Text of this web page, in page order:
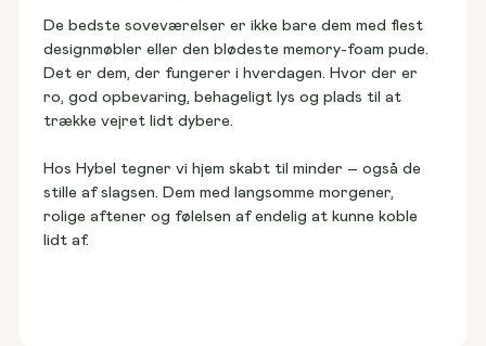
De bedste soveværelser er ikke bare dem med flest
designmøbler eller den blødeste memory-foam pude.
Det er dem, der fungerer i hverdagen. Hvor der er
ro, god opbevaring, behageligt lys og plads til at
trække vejret lidt dybere.
Hos Hybel tegner vi hjem skabt til minder – også de
stille af slagsen. Dem med langsomme morgener,
rolige aftener og følelsen af endelig at kunne koble
lidt af.